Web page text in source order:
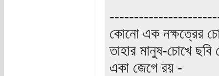
কোনো এক নক্ষত্রের
তাহার মানুষ-চোখে ছবি
একা জেগে রয় -